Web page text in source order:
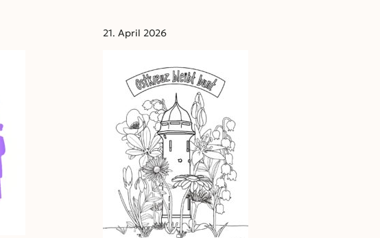
der
am
09.
Mai
2026
21. April 2026